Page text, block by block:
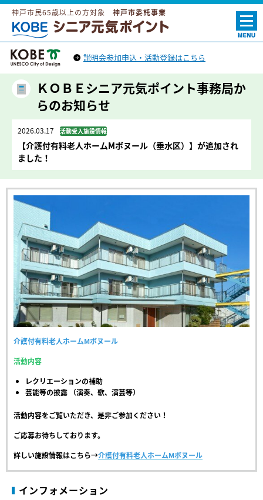
神戸市民65歳以上の方対象 神戸市委託事業
ＫＯＢＥシニア元気ポイント
神戸市トップへ
（外部リンク）
説明会参加申込・活動登録はこちら
ＫＯＢＥシニア元気ポイント事務局か
らのお知らせ
2026.03.17 活動受入施設情報
【介護付有料老人ホームMボヌール（垂水区）】が追加され
ました！
介護付有料老人ホームMボヌール
活動内容
レクリエーションの補助
芸能等の披露 （演奏、歌、演芸等）
活動内容をご覧いただき、是非ご参加ください！
ご応募お待ちしております。
詳しい施設情報はこちら→介護付有料老人ホームMボヌール
インフォメーション